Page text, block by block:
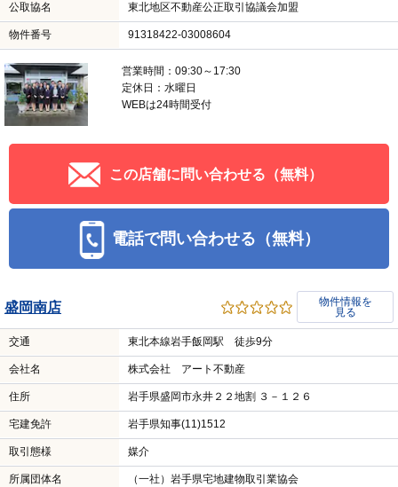
公取協名 東北地区不動産公正取引協議会加盟
物件番号 91318422-03008604
営業時間：09:30～17:30
定休日：水曜日
WEBは24時間受付
この店舗に問い合わせる（無料）
電話で問い合わせる（無料）
盛岡南店
物件情報を
見る
交通 東北本線岩手飯岡駅 徒歩9分
会社名 株式会社 アート不動産
住所 岩手県盛岡市永井２２地割 ３－１２６
宅建免許 岩手県知事(11)1512
取引態様 媒介
所属団体名 （一社）岩手県宅地建物取引業協会